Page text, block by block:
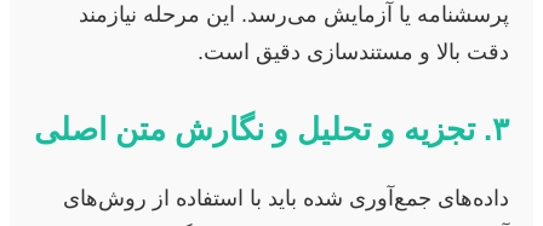
پرسشنامه یا آزمایش می‌رسد. این مرحله نیازمند
دقت بالا و مستندسازی دقیق است.
۳. تجزیه و تحلیل و نگارش متن اصلی
داده‌های جمع‌آوری شده باید با استفاده از روش‌های